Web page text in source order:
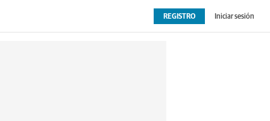
OPINIÓN EXTRAS
REGISTRO Iniciar sesión